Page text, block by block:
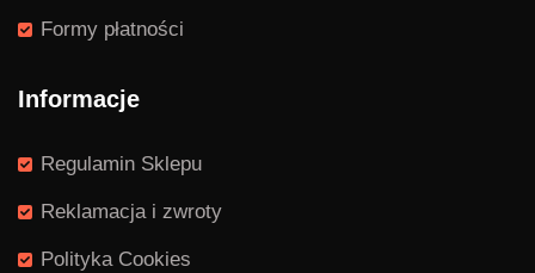
Formy płatności
Informacje
Regulamin Sklepu
Reklamacja i zwroty
Polityka Cookies